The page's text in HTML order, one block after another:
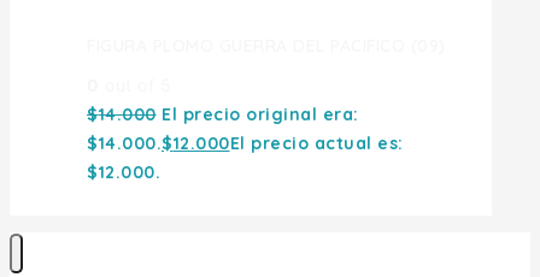
$14.000 El precio original era:
$14.000.$12.000El precio actual es:
$12.000.